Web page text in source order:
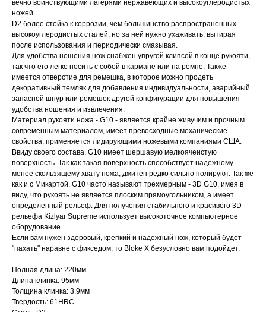
вечно воинствующими лагерями нержавеющих и высокоуглеродистых
ножей.
D2 более стойка к коррозии, чем большинство распространенных
высокоуглеродистых сталей, но за ней нужно ухаживать, вытирая
после использования и периодически смазывая.
Для удобства ношения нож снабжен упругой клипсой в конце рукояти,
так что его легко носить с собой в кармане или на ремне. Также
имеется отверстие для ремешка, в которое можно продеть
декоративный темляк для добавления индивидуальности, аварийный
запасной шнур или ремешок другой конфигурации для повышения
удобства ношения и извлечения.
Материал рукояти ножа - G10 - является крайне живучим и прочным
современным материалом, имеет превосходные механические
свойства, применяется лидирующими ножевыми компаниями США.
Ввиду своего состава, G10 имеет шершавую мелкоячеистую
поверхность. Так как такая поверхность способствует надежному
менее скользящему хвату ножа, джитен редко сильно полируют. Так же
как и с Микартой, G10 часто называют трехмерным - 3D G10, имея в
виду, что рукоять не является плоским прямоугольником, а имеет
определенный рельеф. Для получения стабильного и красивого 3D
рельефа Kizlyar Supreme использует высокоточное компьютерное
оборудование.
Если вам нужен здоровый, крепкий и надежный нож, который будет
"пахать" наравне с фикседом, то Bloke X безусловно вам подойдет.
Полная длина: 220мм
Длина клинка: 95мм
Толщина клинка: 3.9мм
Твердость: 61HRC